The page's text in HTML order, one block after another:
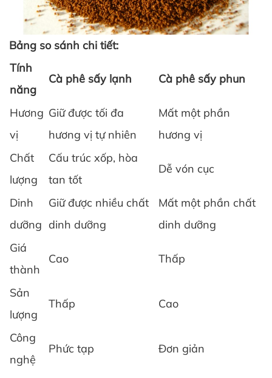
Bảng so sánh chi tiết:
Tính
năng
Cà phê sấy lạnh Cà phê sấy phun
Hương
vị
Giữ được tối đa
hương vị tự nhiên
Mất một phần
hương vị
Chất
lượng
Cấu trúc xốp, hòa
tan tốt
Dễ vón cục
Dinh
dưỡng
Giữ được nhiều chất
dinh dưỡng
Mất một phần chất
dinh dưỡng
Giá
thành
Cao Thấp
Sản
lượng
Thấp Cao
Công
nghệ
Phức tạp Đơn giản